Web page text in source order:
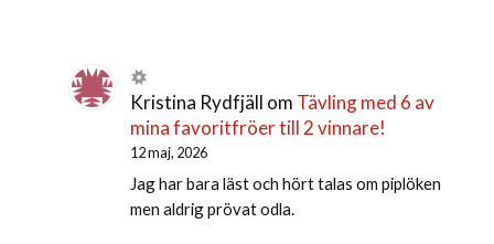
Kristina Rydfjäll om Tävling med 6 av
mina favoritfröer till 2 vinnare!
12 maj, 2026
Jag har bara läst och hört talas om piplöken
men aldrig prövat odla.